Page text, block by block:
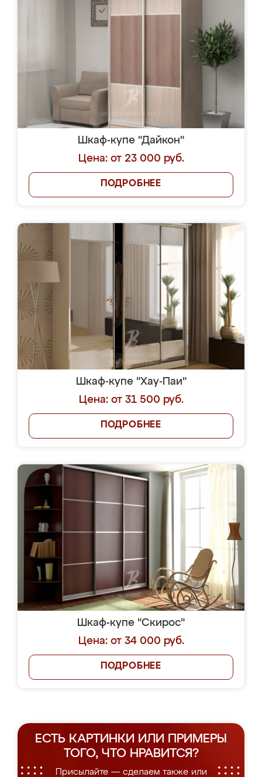
Шкаф-купе "Дайкон"
Цена: от 23 000 руб.
ПОДРОБНЕЕ
Шкаф-купе "Хау-Паи"
Цена: от 31 500 руб.
ПОДРОБНЕЕ
Шкаф-купе "Скирос"
Цена: от 34 000 руб.
ПОДРОБНЕЕ
ЕСТЬ КАРТИНКИ ИЛИ ПРИМЕРЫ
ТОГО, ЧТО НРАВИТСЯ?
Присылайте — сделаем также или